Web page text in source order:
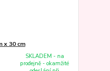
x 30 cm
SKLADEM - na
prodejně - okamžité